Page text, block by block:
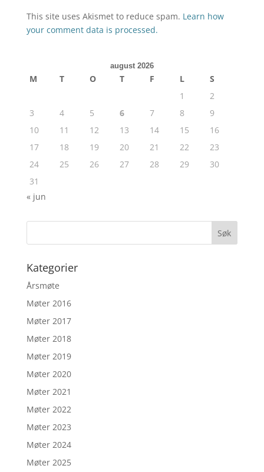
This site uses Akismet to reduce spam. Learn how
your comment data is processed.
august 2026
M T O T F L
S
1
2
3
4 5 6 7 8
9
10
11 12 13 14 15
16
17
18 19 20 21 22
23
24
25 26 27 28 29
30
31
« jun
Kategorier
Årsmøte
Møter 2016
Møter 2017
Møter 2018
Møter 2019
Møter 2020
Møter 2021
Møter 2022
Møter 2023
Møter 2024
Møter 2025